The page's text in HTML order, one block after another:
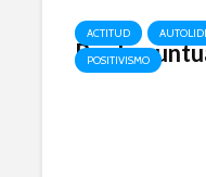
ACTITUD
POSITIVISMO
Ponle